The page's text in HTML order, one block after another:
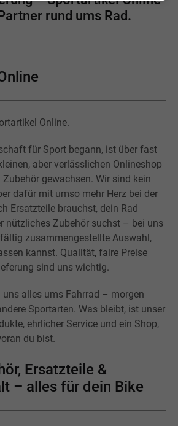
rund ums Rad.
Online.
für Sport begann, ist über fast
aber verlässlichen Onlineshop
gewachsen. Wir sind kein
dafür mit umso mehr Herz bei der
Ersatzteile brauchst, dein Rad
nützliches Zubehör suchst – bei uns
zusammengestellte Auswahl,
kannst. Qualität, faire Preise
sind uns wichtig.
uns alles ums Fahrrad – morgen
Sportarten. Was bleibt, ist unser
ehrlicher Service und ein Shop,
du bist.
Ersatzteile &
– alles für dein Bike